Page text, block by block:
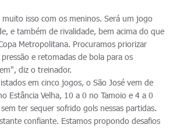
isso com os meninos. Será um jogo
e também de rivalidade, bem acima do que
Metropolitana. Procuramos priorizar
e retomadas de bola para os
diz o treinador.
em cinco jogos, o São José vem de
Estância Velha, 10 a 0 no Tamoio e 4 a 0
ter sequer sofrido gols nessas partidas.
confiante. Estamos propondo desafios